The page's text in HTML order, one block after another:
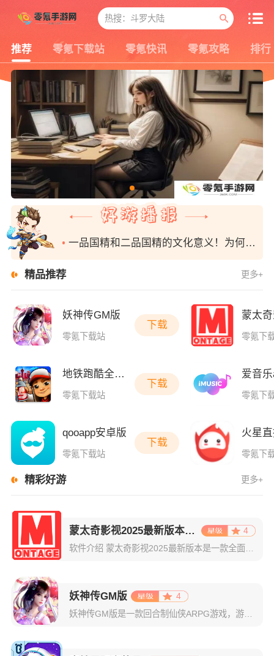
推荐 零氪下载站 零氪快讯 零氪攻略 排行
一品国精和二品国精的文化意义！为何他们如此独特？你绝对不知道的深层背景
精品推荐 更多+
妖神传GM版
零氪下载站
下载
零氪下
地铁跑酷全皮肤版
零氪下载站
下载
零氪下
qooapp安卓版
零氪下载站
下载
零氪下
精彩好游 更多+
蒙太奇影视2025最新版本下载
4
软件介绍 蒙太奇影视2025最新版本是一款全面升级的追剧看片软件。它整合了好多不同平台的影视资源，让我们不
妖神传GM版
4
妖神传GM版是一款回合制仙侠ARPG游戏，游戏画风可爱Q萌，建模也非常精致。虽是一款回合制游戏，但是在游戏局外，玩家可以自由的在辽阔的地图内玩耍探索，3D全景视角，不放过每一个风景。更有可爱的骑宠供玩